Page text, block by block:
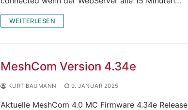
WEITERLESEN
MeshCom Version 4.34e
KURT BAUMANN 9. JANUAR 2025
Aktuelle MeshCom 4.0 MC Firmware 4.34e Release